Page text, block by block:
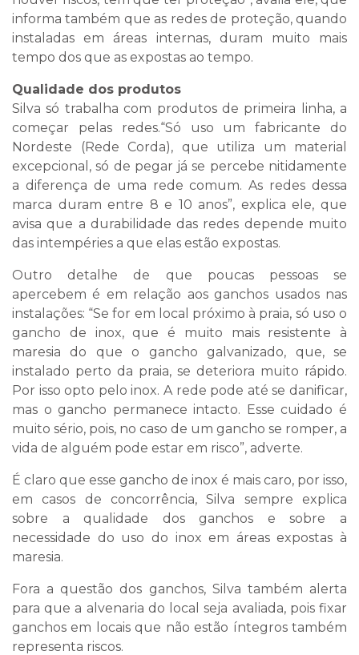
informa também que as redes de proteção, quando
instaladas em áreas internas, duram muito mais
tempo dos que as expostas ao tempo.
Qualidade dos produtos
Silva só trabalha com produtos de primeira linha, a
começar pelas redes.“Só uso um fabricante do
Nordeste (Rede Corda), que utiliza um material
excepcional, só de pegar já se percebe nitidamente
a diferença de uma rede comum. As redes dessa
marca duram entre 8 e 10 anos”, explica ele, que
avisa que a durabilidade das redes depende muito
das intempéries a que elas estão expostas.
Outro detalhe de que poucas pessoas se
apercebem é em relação aos ganchos usados nas
instalações: “Se for em local próximo à praia, só uso o
gancho de inox, que é muito mais resistente à
maresia do que o gancho galvanizado, que, se
instalado perto da praia, se deteriora muito rápido.
Por isso opto pelo inox. A rede pode até se danificar,
mas o gancho permanece intacto. Esse cuidado é
muito sério, pois, no caso de um gancho se romper, a
vida de alguém pode estar em risco”, adverte.
É claro que esse gancho de inox é mais caro, por isso,
em casos de concorrência, Silva sempre explica
sobre a qualidade dos ganchos e sobre a
necessidade do uso do inox em áreas expostas à
maresia.
Fora a questão dos ganchos, Silva também alerta
para que a alvenaria do local seja avaliada, pois fixar
ganchos em locais que não estão íntegros também
representa riscos.